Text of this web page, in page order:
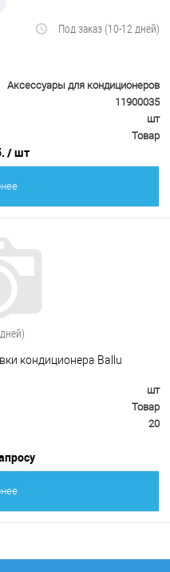
Под заказ (10-12 дней)
Аксессуары для кондиционеров
11900035
шт
Товар
/ шт
кондиционера Ballu
шт
Товар
20